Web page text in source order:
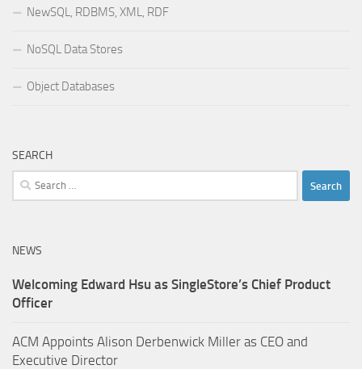
NewSQL, RDBMS, XML, RDF
NoSQL Data Stores
Object Databases
SEARCH
Search
for:
NEWS
Welcoming Edward Hsu as SingleStore’s Chief Product
Officer
ACM Appoints Alison Derbenwick Miller as CEO and
Executive Director